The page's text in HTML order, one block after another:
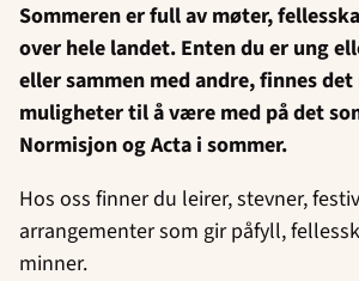
Sommeren er full av møter,
over hele landet. Enten du er ung
eller sammen med andre, finnes det
muligheter til å være med på det
Normisjon og Acta i sommer.
Hos oss finner du leirer, stevner,
arrangementer som gir påfyll,
minner.